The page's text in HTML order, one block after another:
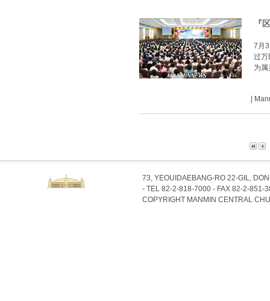
『
7月
过万
为属
|
73, YEOUIDAEBANG-RO 22-GIL,
- TEL 82-2-818-7000 - FAX 82-2-851-
COPYRIGHT MANMIN CENTRAL